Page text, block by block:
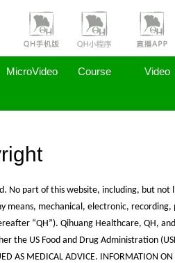
MicroVideo Course Video
No part of this website, including, but
means, mechanical, electronic,
“QH”). Qihuang Healthcare, QH,
the US Food and Drug Administration
AS MEDICAL ADVICE. INFORMATION ON